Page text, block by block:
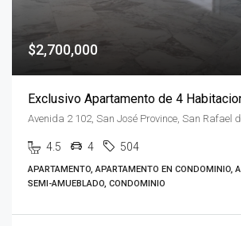
$2,700,000
4.5 4 504
APARTAMENTO, APARTAMENTO EN CONDOMINIO,
SEMI-AMUEBLADO, CONDOMINIO